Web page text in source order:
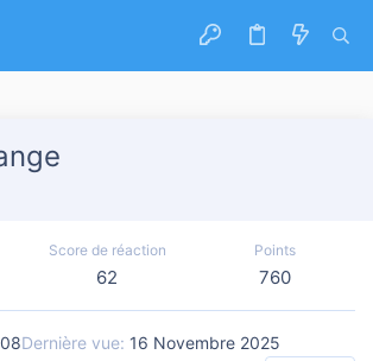
Score de réaction
62
Points
760
Dernière vue 16 Novembre 2025